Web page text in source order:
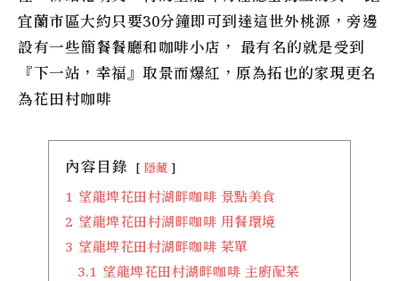
宜蘭市區大約只要30分鐘即可到達這世外桃源，旁邊
設有一些簡餐餐廳和咖啡小店， 最有名的就是受到
『下一站，幸福』取景而爆紅，原為拓也的家現更名
為花田村咖啡
內容目錄 隱藏
1 望龍埤花田村湖畔咖啡 景點美食
2 望龍埤花田村湖畔咖啡 用餐環境
3 望龍埤花田村湖畔咖啡 菜單
3.1 望龍埤花田村湖畔咖啡 主廚配菜